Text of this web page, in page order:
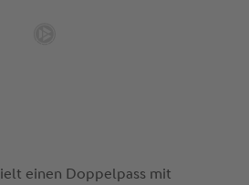
einen Doppelpass mit